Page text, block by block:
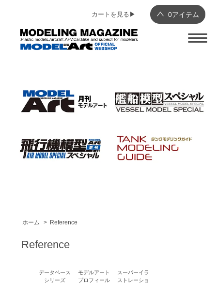
0アイテム
カートを見る▶︎
ホーム > Reference
Reference
データベース
シリーズ
モデルアート
プロフィール
スーパーイラ
ストレーショ